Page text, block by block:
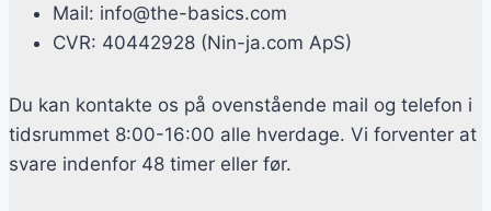
Mail: info@the-basics.com
CVR: 40442928 (Nin-ja.com ApS)
Du kan kontakte os på ovenstående mail og telefon i
tidsrummet 8:00-16:00 alle hverdage. Vi forventer at
svare indenfor 48 timer eller før.